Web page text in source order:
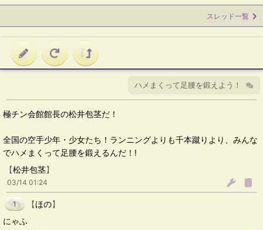
スレッド一覧
ハメまくって足腰を鍛えよう！
極チン会館館長の松井包茎だ！
全国の空手少年・少女たち！ランニングよりも千本蹴りより、みんな
でハメまくって足腰を鍛えるんだ！!
【松井包茎】
03/14 01:24
1 【ほの】
にゃふ